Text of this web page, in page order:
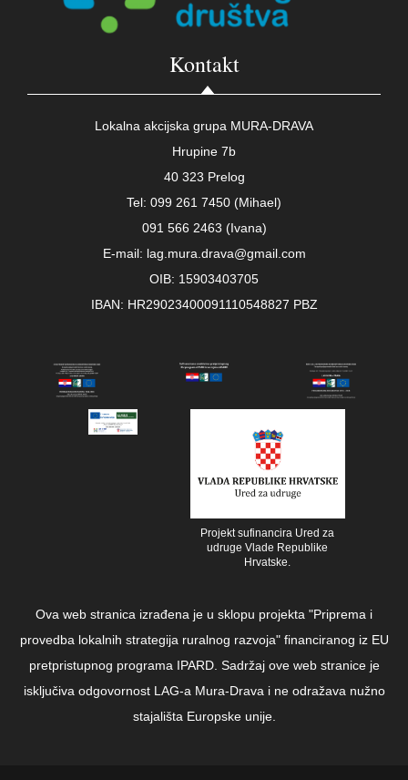
Kontakt
Lokalna akcijska grupa MURA-DRAVA
Hrupine 7b
40 323 Prelog
Tel: 099 261 7450 (Mihael)
091 566 2463 (Ivana)
E-mail: lag.mura.drava@gmail.com
OIB: 15903403705
IBAN: HR29023400091110548827 PBZ
Projekt sufinancira Ured za
udruge Vlade Republike
Hrvatske.
Ova web stranica izrađena je u sklopu projekta "Priprema i
provedba lokalnih strategija ruralnog razvoja" financiranog iz EU
pretpristupnog programa IPARD. Sadržaj ove web stranice je
isključiva odgovornost LAG-a Mura-Drava i ne odražava nužno
stajališta Europske unije.